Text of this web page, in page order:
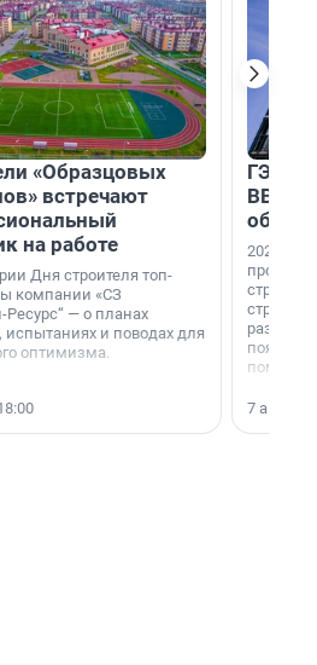
«Образцовых
встречают
на работе
Дня строителя топ-
компании «СЗ
Ресурс“ — о планах
и поводах для
оптимизма.
ГЭС,
ВВП: в
об
2026-й —
раз. В
7